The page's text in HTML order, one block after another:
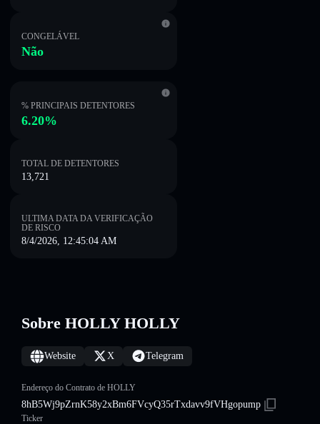
CONGELÁVEL
Não
% PRINCIPAIS DETENTORES
6.20%
TOTAL DE DETENTORES
13,721
ULTIMA DATA DA VERIFICAÇÃO
DE RISCO
8/4/2026, 12:45:04 AM
Sobre HOLLY HOLLY
Website X Telegram
Endereço do Contrato de HOLLY
8hB5Wj9pZrnK58y2xBm6FVcyQ35rTxdavv9fVHgopump
Ticker